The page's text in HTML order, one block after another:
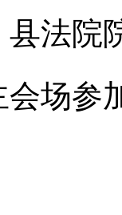
法院
场参